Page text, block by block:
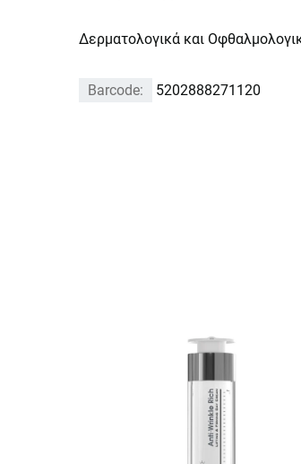
Δερματολογικά και
Barcode: 5202888271120